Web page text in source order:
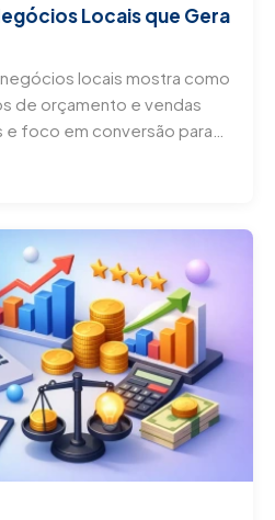
Locais que Gera
locais mostra como
de orçamento e vendas
foco em conversão para